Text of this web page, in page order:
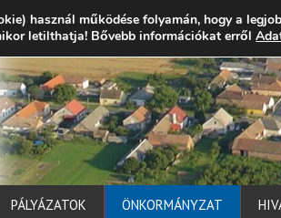
+36 (72) 451 110
PÁLYÁZATOK ÖNKORMÁNYZAT
használ működése folyamán, hogy a
letilthatja! Bővebb információkat erről